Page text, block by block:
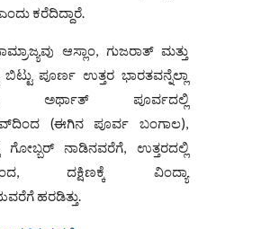
ಕರೆದಿದ್ದಾರೆ.
ಆಸ್ಲಾಂ, ಗುಜರಾತ್ ಮತ್ತು
ಬಿಟ್ಟು ಪೂರ್ಣ ಉತ್ತರ ಭಾರತವನ್ನೆಲ್ಲಾ
ಅರ್ಥಾತ್ ಪೂರ್ವದಲ್ಲಿ
(ಈಗಿನ ಪೂರ್ವ ಬಂಗಾಲ),
ಗೋಬ್ಬರ್ ನಾಡಿನವರೆಗೆ, ಉತ್ತರದಲ್ಲಿ
ದಕ್ಷಿಣಕ್ಕೆ ವಿಂದ್ಯಾ
ಹರಡಿತ್ತು.